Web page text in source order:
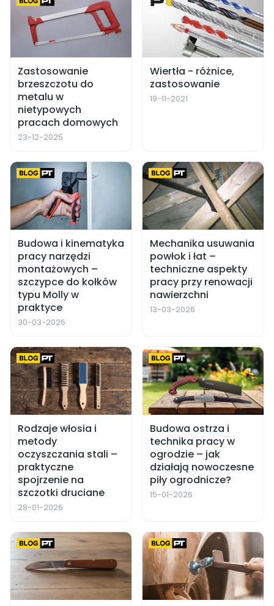
Zastosowanie
brzeszczotu do
metalu w
nietypowych
pracach domowych
23-12-2025
Wiertła - różnice,
zastosowanie
19-11-2021
Budowa i kinematyka
pracy narzędzi
montażowych –
szczypce do kołków
typu Molly w
praktyce
30-03-2026
Mechanika usuwania
powłok i łat –
techniczne aspekty
pracy przy renowacji
nawierzchni
13-03-2026
Rodzaje włosia i
metody
oczyszczania stali –
praktyczne
spojrzenie na
szczotki druciane
28-01-2026
Budowa ostrza i
technika pracy w
ogrodzie – jak
działają nowoczesne
piły ogrodnicze?
15-01-2026